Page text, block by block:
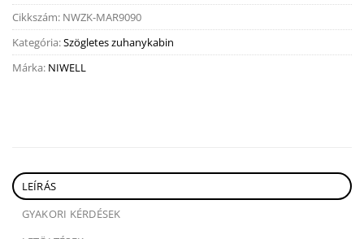
Cikkszám: NWZK-MAR9090
Kategória:Szögletes zuhanykabin
Márka: NIWELL
LEÍRÁS
GYAKORI KÉRDÉSEK